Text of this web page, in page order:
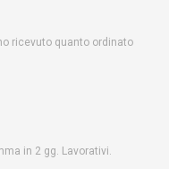
ricevuto quanto ordinato
in 2 gg. Lavorativi.